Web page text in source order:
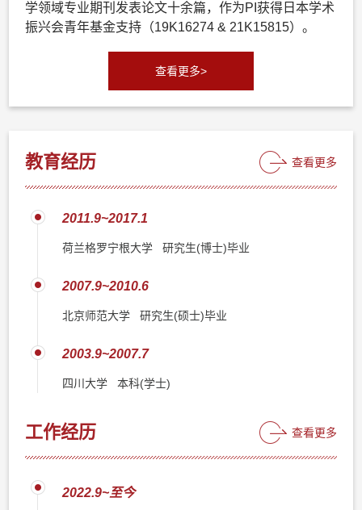
学领域专业期刊发表论文十余篇，作为PI获得日本学术
振兴会青年基金支持（19K16274 & 21K15815）。
查看更多>
教育经历 查看更多
2011.9~2017.1
荷兰格罗宁根大学 研究生(博士)毕业
2007.9~2010.6
北京师范大学 研究生(硕士)毕业
2003.9~2007.7
四川大学 本科(学士)
工作经历 查看更多
2022.9~至今